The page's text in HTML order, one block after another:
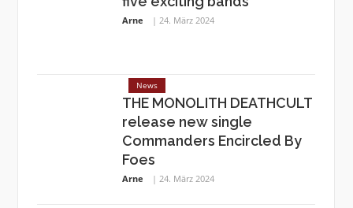
Arne 24. März 2024
News
THE MONOLITH DEATHCULT
release new single
Commanders Encircled By
Foes
Arne 24. März 2024